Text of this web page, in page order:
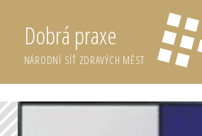
Dobrá praxe
NÁRODNÍ SÍŤ ZDRAVÝCH MĚST